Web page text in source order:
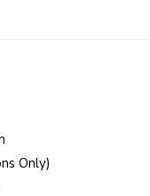
Only)